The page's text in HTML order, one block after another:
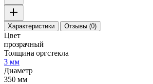
Характеристики Отзывы (0)
Цвет
прозрачный
Толщина оргстекла
3 мм
Диаметр
350 мм